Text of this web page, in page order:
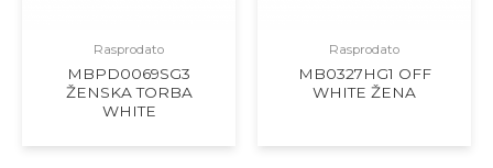
Rasprodato
MBPD0069SG3
ŽENSKA TORBA
WHITE
Rasprodato
MB0327HG1 OFF
WHITE ŽENA